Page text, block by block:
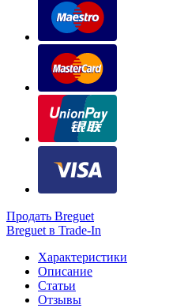
Продать Breguet
Breguet в Trade-In
Характеристики
Описание
Статьи
Отзывы